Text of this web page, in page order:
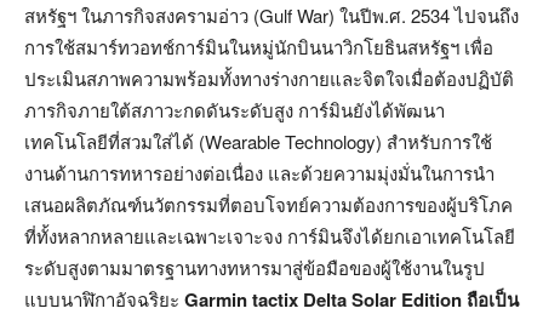
สหรัฐฯ ในภารกิจสงครามอ่าว (Gulf War) ในปีพ.ศ. 2534 ไปจนถึง
การใช้สมาร์ทวอทช์การ์มินในหมู่นักบินนาวิกโยธินสหรัฐฯ เพื่อ
ประเมินสภาพความพร้อมทั้งทางร่างกายและจิตใจเมื่อต้องปฏิบัติ
ภารกิจภายใต้สภาวะกดดันระดับสูง การ์มินยังได้พัฒนา
เทคโนโลยีที่สวมใส่ได้ (Wearable Technology) สำหรับการใช้
งานด้านการทหารอย่างต่อเนื่อง และด้วยความมุ่งมั่นในการนำ
เสนอผลิตภัณฑ์นวัตกรรมที่ตอบโจทย์ความต้องการของผู้บริโภค
ที่ทั้งหลากหลายและเฉพาะเจาะจง การ์มินจึงได้ยกเอาเทคโนโลยี
ระดับสูงตามมาตรฐานทางทหารมาสู่ข้อมือของผู้ใช้งานในรูป
แบบนาฬิกาอัจฉริยะ Garmin tactix Delta Solar Edition ถือเป็น